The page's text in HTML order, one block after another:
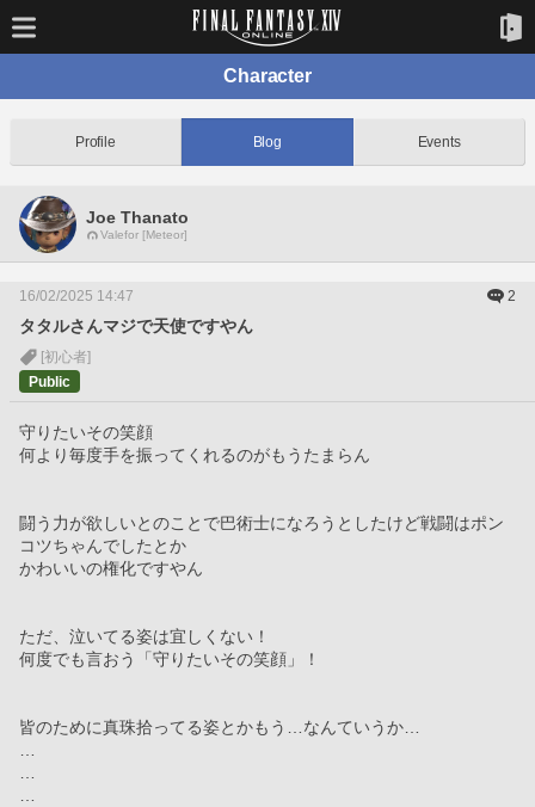
Character
Profile Blog Events
Joe Thanato
Valefor [Meteor]
16/02/2025 14:47 2
タタルさんマジで天使ですやん
[初心者]
Public
守りたいその笑顔
何より毎度手を振ってくれるのがもうたまらん
闘う力が欲しいとのことで巴術士になろうとしたけど戦闘はポン
コツちゃんでしたとか
かわいいの権化ですやん
ただ、泣いてる姿は宜しくない！
何度でも言おう「守りたいその笑顔」！
皆のために真珠拾ってる姿とかもう…なんていうか…